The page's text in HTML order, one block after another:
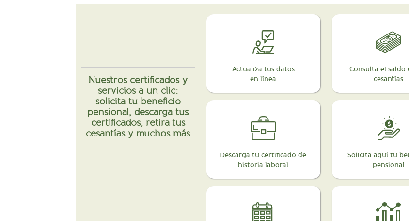
Nuestros certificados y
servicios a un clic:
solicita tu beneficio
pensional, descarga tus
certificados, retira tus
cesantías y muchos más
Actualiza tus datos
en línea
Descarga tu certificado de
historia laboral
Consulta el saldo
cesantías
Solicita aquí tu
pensional